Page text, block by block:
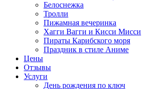
Белоснежка
Тролли
Пижамная вечеринка
Хагги Вагги и Кисси Мисси
Пираты Карибского моря
Праздник в стиле Аниме
Цены
Отзывы
Услуги
День рождения по ключ